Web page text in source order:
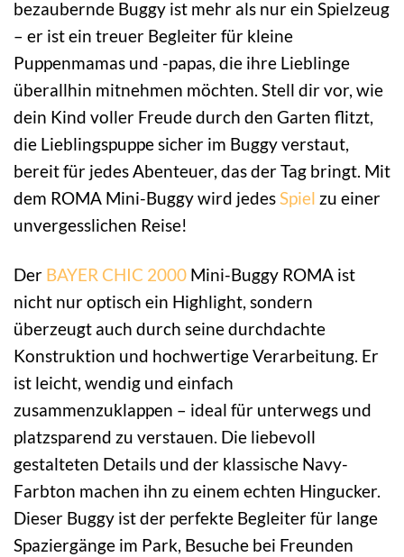
bezaubernde Buggy ist mehr als nur ein Spielzeug
– er ist ein treuer Begleiter für kleine
Puppenmamas und -papas, die ihre Lieblinge
überallhin mitnehmen möchten. Stell dir vor, wie
dein Kind voller Freude durch den Garten flitzt,
die Lieblingspuppe sicher im Buggy verstaut,
bereit für jedes Abenteuer, das der Tag bringt. Mit
dem ROMA Mini-Buggy wird jedesSpiel zu einer
unvergesslichen Reise!
Der BAYER CHIC 2000 Mini-Buggy ROMA ist
nicht nur optisch ein Highlight, sondern
überzeugt auch durch seine durchdachte
Konstruktion und hochwertige Verarbeitung. Er
ist leicht, wendig und einfach
zusammenzuklappen – ideal für unterwegs und
platzsparend zu verstauen. Die liebevoll
gestalteten Details und der klassische Navy-
Farbton machen ihn zu einem echten Hingucker.
Dieser Buggy ist der perfekte Begleiter für lange
Spaziergänge im Park, Besuche bei Freunden